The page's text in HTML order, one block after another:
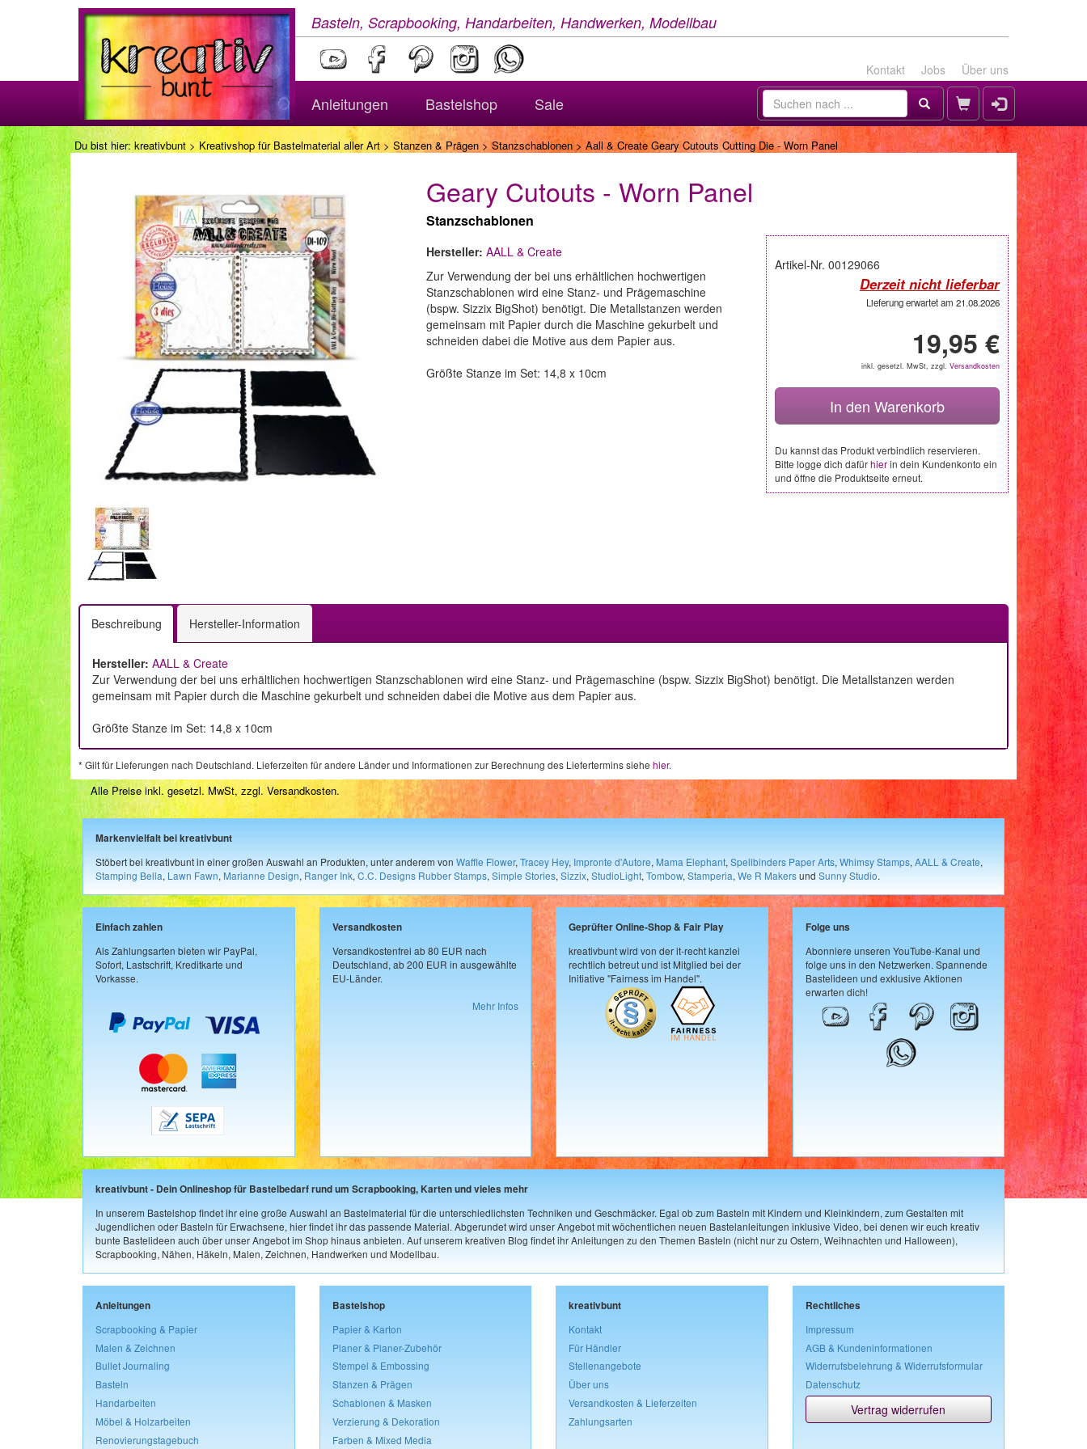
Basteln, Scrapbooking, Handarbeiten, Handwerken, Modellbau
Kontakt Jobs Über uns
Anleitungen Bastelshop Sale
Du bist hier: kreativbunt > Kreativshop für Bastelmaterial aller Art> Stanzen & Prägen >Stanzschablonen > Aall & Create Geary Cutouts Cutting Die - Worn Panel
Geary Cutouts - Worn Panel
Stanzschablonen
Artikel-Nr. 00129066
Derzeit nicht lieferbar
Lieferung erwartet am 21.08.2026
19,95 €
inkl. gesetzl. MwSt, zzgl. Versandkosten
In den Warenkorb
Du kannst das Produkt verbindlich reservieren.
Bitte logge dich dafürhierin dein Kundenkonto ein
und öffne die Produktseite erneut.
Hersteller: AALL & Create
Zur Verwendung der bei uns erhältlichen hochwertigen
Stanzschablonen wird eine Stanz- und Prägemaschine
(bspw. Sizzix BigShot) benötigt. Die Metallstanzen werden
gemeinsam mit Papier durch die Maschine gekurbelt und
schneiden dabei die Motive aus dem Papier aus.
Größte Stanze im Set: 14,8 x 10cm
Beschreibung Hersteller-Information
Hersteller: AALL & Create
Zur Verwendung der bei uns erhältlichen hochwertigen Stanzschablonen wird eine Stanz- und Prägemaschine (bspw. Sizzix BigShot) benötigt. Die Metallstanzen werden
gemeinsam mit Papier durch die Maschine gekurbelt und schneiden dabei die Motive aus dem Papier aus.
Größte Stanze im Set: 14,8 x 10cm
* Gilt für Lieferungen nach Deutschland. Lieferzeiten für andere Länder und Informationen zur Berechnung des Liefertermins siehe hier.
Alle Preise inkl. gesetzl. MwSt, zzgl. Versandkosten.
Markenvielfalt bei kreativbunt
Stöbert bei kreativbunt in einer großen Auswahl an Produkten, unter anderem von Waffle Flower, Tracey Hey, Impronte d'Autore, Mama Elephant, Spellbinders Paper Arts, Whimsy Stamps, AALL & Create,
Stamping Bella, Lawn Fawn, Marianne Design, Ranger Ink, C.C. Designs Rubber Stamps, Simple Stories, Sizzix, StudioLight, Tombow, Stamperia, We R Makersund Sunny Studio.
Einfach zahlen
Als Zahlungsarten bieten wir PayPal,
Sofort, Lastschrift, Kreditkarte und
Vorkasse.
Versandkosten
Versandkostenfrei ab 80 EUR nach
Deutschland, ab 200 EUR in ausgewählte
EU-Länder.
Mehr Infos
Geprüfter Online-Shop & Fair Play
kreativbunt wird von der it-recht kanzlei
rechtlich betreut und ist Mitglied bei der
Initiative "Fairness im Handel".
Folge uns
Abonniere unseren YouTube-Kanal und
folge uns in den Netzwerken. Spannende
Bastelideen und exklusive Aktionen
erwarten dich!
kreativbunt - Dein Onlineshop für Bastelbedarf rund um Scrapbooking, Karten und vieles mehr
In unserem Bastelshop findet ihr eine große Auswahl an Bastelmaterial für die unterschiedlichsten Techniken und Geschmäcker. Egal ob zum Basteln mit Kindern und Kleinkindern, zum Gestalten mit
Jugendlichen oder Basteln für Erwachsene, hier findet ihr das passende Material. Abgerundet wird unser Angebot mit wöchentlichen neuen Bastelanleitungen inklusive Video, bei denen wir euch kreativ
bunte Bastelideen auch über unser Angebot im Shop hinaus anbieten. Auf unserem kreativen Blog findet ihr Anleitungen zu den Themen Basteln (nicht nur zu Ostern, Weihnachten und Halloween),
Scrapbooking, Nähen, Häkeln, Malen, Zeichnen, Handwerken und Modellbau.
Anleitungen
Scrapbooking & Papier
Malen & Zeichnen
Bullet Journaling
Basteln
Handarbeiten
Möbel & Holzarbeiten
Renovierungstagebuch
Bastelshop
Papier & Karton
Planer & Planer-Zubehör
Stempel & Embossing
Stanzen & Prägen
Schablonen & Masken
Verzierung & Dekoration
Farben & Mixed Media
kreativbunt
Kontakt
Für Händler
Stellenangebote
Über uns
Versandkosten & Lieferzeiten
Zahlungsarten
Rechtliches
Impressum
AGB & Kundeninformationen
Widerrufsbelehrung & Widerrufsformular
Datenschutz
Vertrag widerrufen